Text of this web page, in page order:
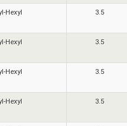
Hexyl 3.5
Hexyl 3.5
Hexyl 3.5
Hexyl 3.5